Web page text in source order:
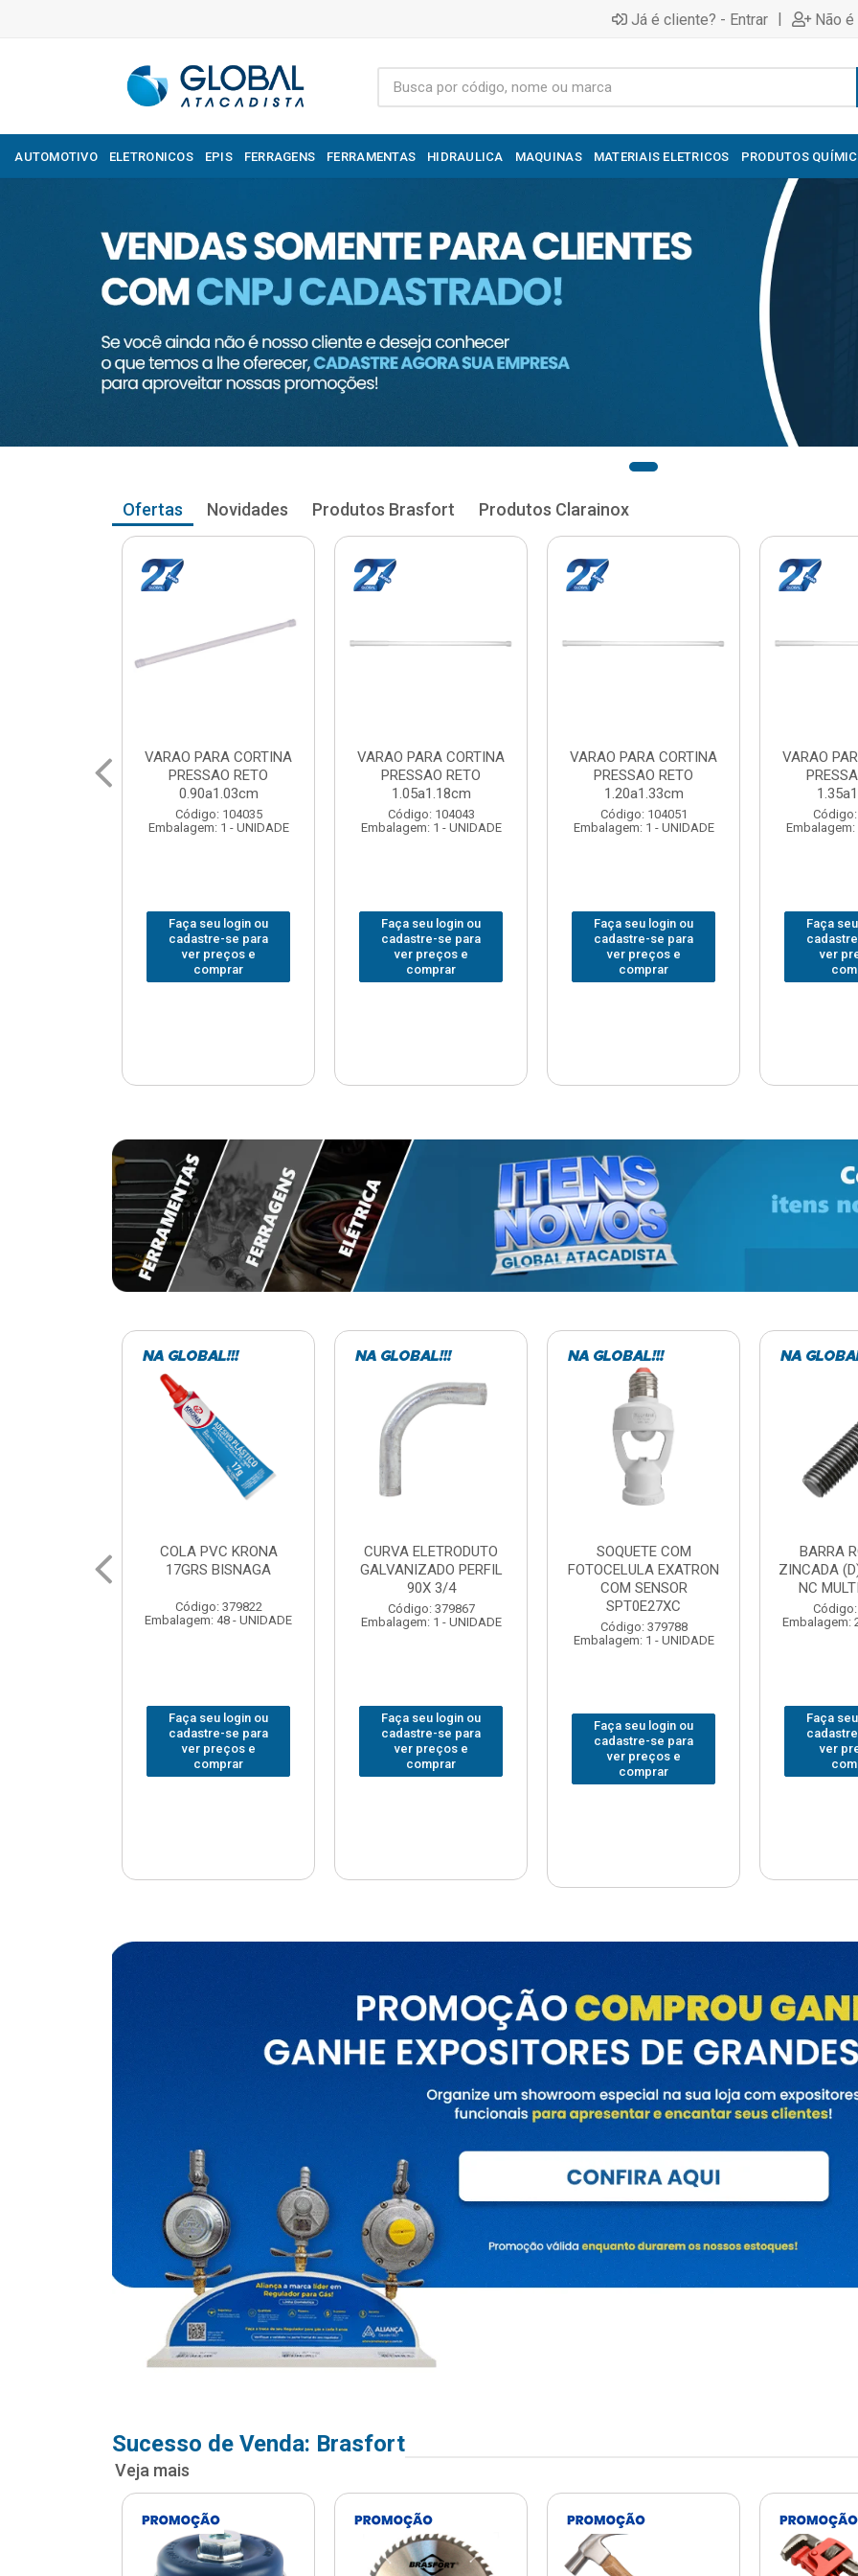
Já é cliente? - Entrar | Não
AUTOMOTIVO ELETRONICOS EPIS FERRAGENS FERRAMENTAS HIDRAULICA MAQUINAS MATERIAIS ELETRICOS PRODUTOS
Ofertas Novidades Produtos Brasfort Produtos Clarainox
VARAO PARA CORTINA
PRESSAO RETO
1.05a1.18cm
Código: 104043
Embalagem: 1 - UNIDADE
Faça seu login ou
cadastre-se para
ver preços e
comprar
VARAO PARA CORTINA
PRESSAO RETO
1.20a1.33cm
Código: 104051
Embalagem: 1 - UNIDADE
Faça seu login ou
cadastre-se para
ver preços e
comprar
VARAO PARA CORTINA
PRESSAO RETO
1.35a1.48cm
Código: 104060
Embalagem: 1 - UNIDADE
Faça seu login ou
cadastre-se para
ver preços e
comprar
VARAO
Embalagem:
Faça
ver
CURVA ELETRODUTO
GALVANIZADO PERFIL
Código: 379867
Embalagem: 1 - UNIDADE
Faça seu login ou
cadastre-se para
ver preços e
comprar
SOQUETE COM
FOTOCELULA EXATRON
COM SENSOR
SPT0E27XC
Código: 379788
Faça seu login ou
cadastre-se para
ver preços e
comprar
BARRA ROSCADA
ZINCADA (D) 5/16”X1MT
NC MULTIBARRAS
Código: 379806
Embalagem: 20 - UNIDADE
Faça seu login ou
cadastre-se para
ver preços e
comprar
JOMARCA
Embalagem:
Faça
ver
Sucesso de Venda: Brasfort
Veja mais